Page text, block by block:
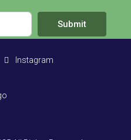
Submit
Instagram